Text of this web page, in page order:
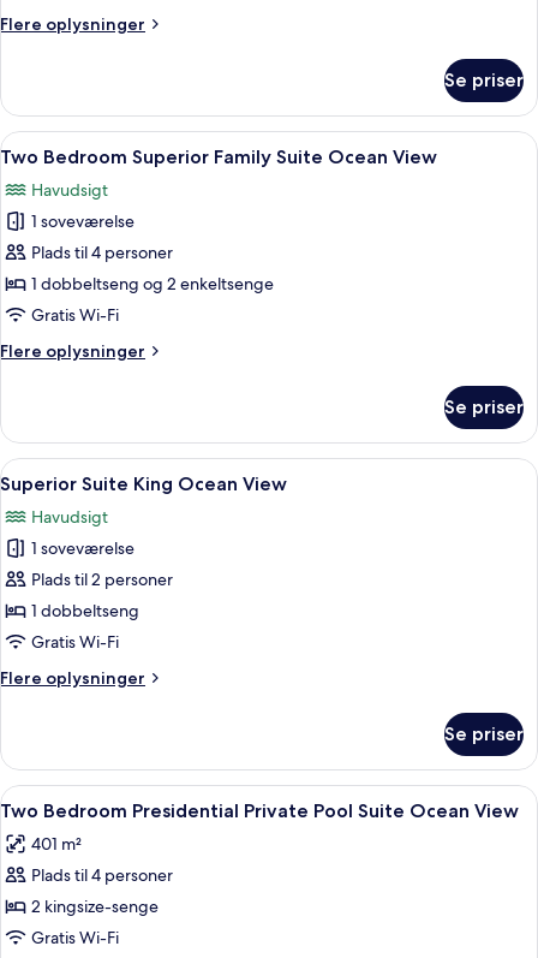
Flere oplysninger
Flere
Junior
Suite
Twin
Se priser
Indlæs
alle
billeder
af
Two
Bedroom
Superior
Suite
Et hotelværelse med seng,
8
Two Bedroom Superior Family Suite Ocean View
Havudsigt
1 soveværelse
Plads til 4 personer
1 dobbeltseng og 2 enkeltsenge
Gratis Wi-Fi
Flere oplysninger
Flere
Bedroom
Superior
Family
Suite
Ocean
View
Se priser
Indlæs
alle
billeder
af
Superior
Suite
King
View
Et moderne hotelværelse med
10
Superior Suite King Ocean View
Havudsigt
1 soveværelse
Plads til 2 personer
1 dobbeltseng
Gratis Wi-Fi
Flere oplysninger
Flere
Suite
King
Ocean
Se priser
Indlæs
alle
billeder
af
Two
Bedroom
Allergivenligt sengetøj, gratis
7
Two Bedroom Presidential Private Pool Suite Ocean View
401 m²
Plads til 4 personer
2 kingsize-senge
Gratis Wi-Fi